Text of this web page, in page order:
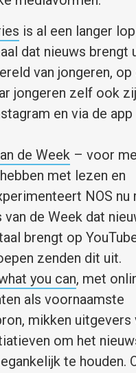
is al een langer
dat nieuws brengt
van jongeren, op
jongeren zelf ook
en via de app
de Week – voor
met lezen en
NOS nu
van de Week dat
brengt op
zenden dit uit.
you can, met
als voornaamste
mikken uitgevers
om het
te houden.